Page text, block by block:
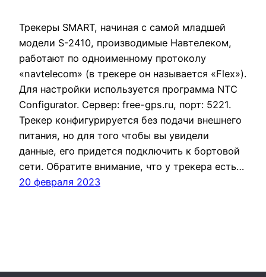
Трекеры SMART, начиная с самой младшей
модели S-2410, производимые Навтелеком,
работают по одноименному протоколу
«navtelecom» (в трекере он называется «Flex»).
Для настройки используется программа NTC
Configurator. Сервер: free-gps.ru, порт: 5221.
Трекер конфигурируется без подачи внешнего
питания, но для того чтобы вы увидели
данные, его придется подключить к бортовой
сети. Обратите внимание, что у трекера есть…
20 февраля 2023